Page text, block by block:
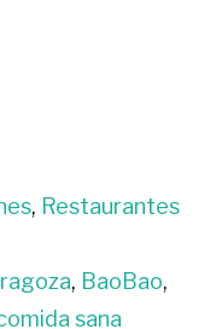
, Restaurantes
, BaoBao,
sana